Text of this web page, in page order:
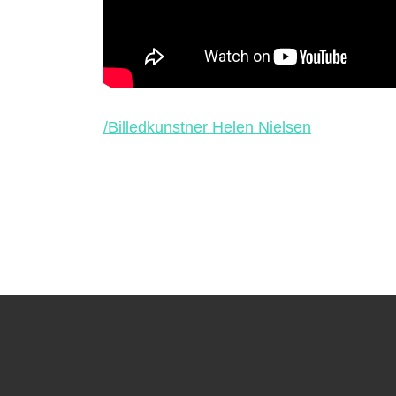
/Billedkunstner Helen Nielsen